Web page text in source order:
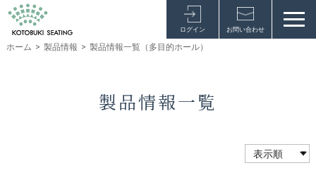
ログイン お問い合わせ
ホーム > 製品情報 > 製品情報一覧（多目的ホール）
製品情報一覧